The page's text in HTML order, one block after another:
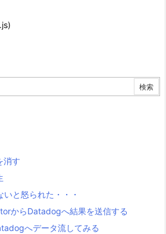
消す
と怒られた・・・
からDatadogへ結果を送信する
へデータ流してみる